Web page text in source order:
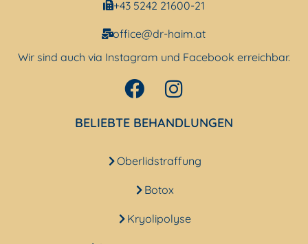
+43 5242 21600-21
office@dr-haim.at
Wir sind auch via Instagram und Facebook erreichbar.
BELIEBTE BEHANDLUNGEN
Oberlidstraffung
Botox
Kryolipolyse